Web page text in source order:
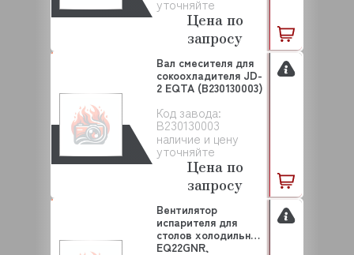
уточняйте
Цена по
запросу
Код завода:
B230130003
наличие и цену
уточняйте
Вал смесителя для
сокоохладителя JD-
2 EQTA (B230130003)
Цена по
запросу
Вентилятор
испарителя для
столов холодильных
EQ22GNR,